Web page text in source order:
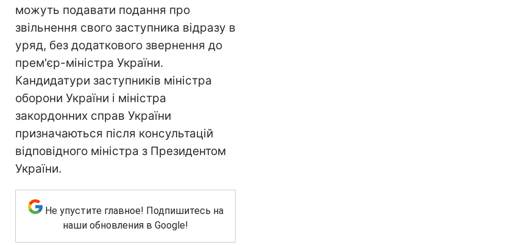
можуть подавати подання про
звільнення свого заступника відразу в
уряд, без додаткового звернення до
прем'єр-міністра України.
Кандидатури заступників міністра
оборони України і міністра
закордонних справ України
призначаються після консультацій
відповідного міністра з Президентом
України.
Не упустите главное! Подпишитесь на
наши обновления в Google!